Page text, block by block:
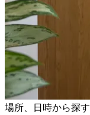
場所、日時から探す